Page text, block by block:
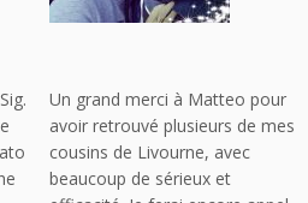
Un grand merci à Matteo pour
avoir retrouvé plusieurs de mes
cousins de Livourne, avec
beaucoup de sérieux et